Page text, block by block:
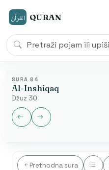
القرآن QURAN
SURA 84
Al-Inshiqaq
Džuz 30
Jezik audia
Prethodna sura